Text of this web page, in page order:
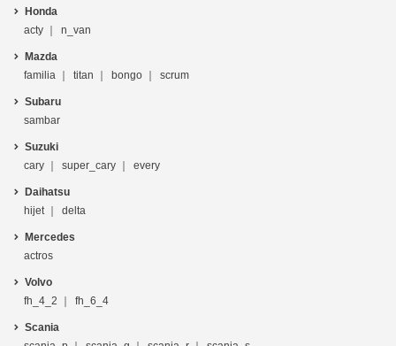
Honda
acty
n_van
Mazda
familia
titan bongo scrum
Subaru
sambar
Suzuki
cary
super_cary every
Daihatsu
hijet
delta
Mercedes
actros
Volvo
fh_4_2
fh_6_4
Scania